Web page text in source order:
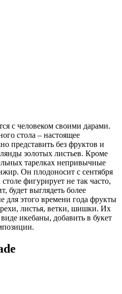
с человеком своими дарами.
стола – настоящее
представить без фруктов и
золотых листьев. Кроме
тарелках непривычные
Он плодоносит с сентября
фигурирует не так часто,
будет выглядеть более
для этого времени года фрукты
листья, ветки, шишки. Их
икебаны, добавить в букет